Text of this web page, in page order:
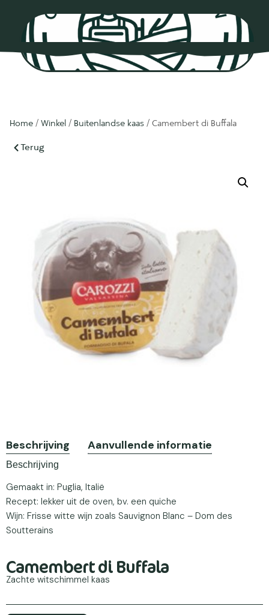
0
Home / Winkel / Buitenlandse kaas / Camembert di Buffala
Terug
Beschrijving Aanvullende informatie
Beschrijving
Gemaakt in: Puglia, Italië
Recept: lekker uit de oven, bv. een quiche
Wijn: Frisse witte wijn zoals Sauvignon Blanc – Dom des
Soutterains
Camembert di Buffala
Zachte witschimmel kaas